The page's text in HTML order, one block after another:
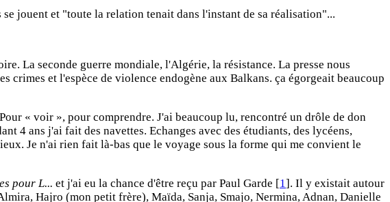
jouent et "toute la relation tenait dans l'instant de sa réalisation"...
La seconde guerre mondiale, l'Algérie, la résistance. La presse nous
et l'espèce de violence endogène aux Balkans. ça égorgeait beaucoup
« voir », pour comprendre. J'ai beaucoup lu, rencontré un drôle de don
4 ans j'ai fait des navettes. Echanges avec des étudiants, des lycéens,
Je n'ai rien fait là-bas que le voyage sous la forme qui me convient le
pour L... et j'ai eu la chance d'être reçu par Paul Garde [1]. Il y existait autour
Hajro (mon petit frère), Maïda, Sanja, Smajo, Nermina, Adnan, Danielle